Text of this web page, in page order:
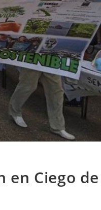
en Ciego de